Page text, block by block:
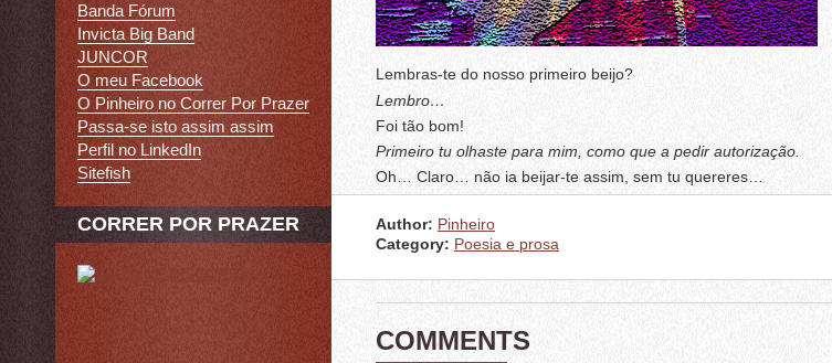
Lembras-te do nosso primeiro beijo?
Lembro…
Foi tão bom!
Primeiro tu olhaste para mim, como que a pedir autorização.
Oh… Claro… não ia beijar-te assim, sem tu quereres…
Author: Pinheiro
Category: Poesia e prosa
COMMENTS
Banda Fórum
Invicta Big Band
JUNCOR
O meu Facebook
O Pinheiro no Correr Por Prazer
Passa-se isto assim assim
Perfil no LinkedIn
Sitefish
CORRER POR PRAZER